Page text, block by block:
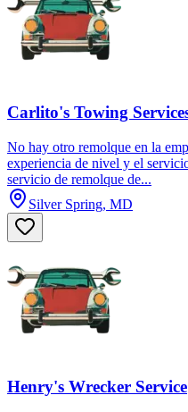
Carlito's Towing
No hay otro remolque en la
experiencia de nivel y el
servicio de remolque de...
Silver Spring, MD
Henry's Wrecker Service